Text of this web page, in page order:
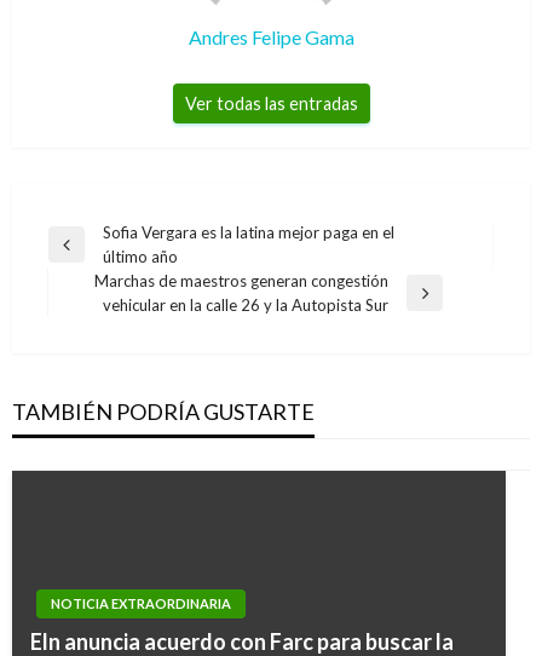
Andres Felipe Gama
Ver todas las entradas
Navegación
entradas
Entrada
anterior
Sofia Vergara es la latina mejor paga en el
último año
Entrada
Marchas de maestros generan congestión
vehicular en la calle 26 y la Autopista Sur
TAMBIÉN PODRÍA GUSTARTE
NOTICIA EXTRAORDINARIA
Eln anuncia acuerdo con Farc para buscar la